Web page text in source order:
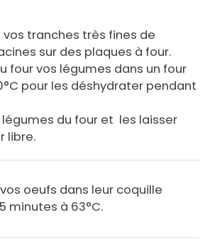
vos tranches très fines de
sur des plaques à four.
four vos légumes dans un four
pour les déshydrater pendant
du four et les laisser
libre.
oeufs dans leur coquille
minutes à 63°C.